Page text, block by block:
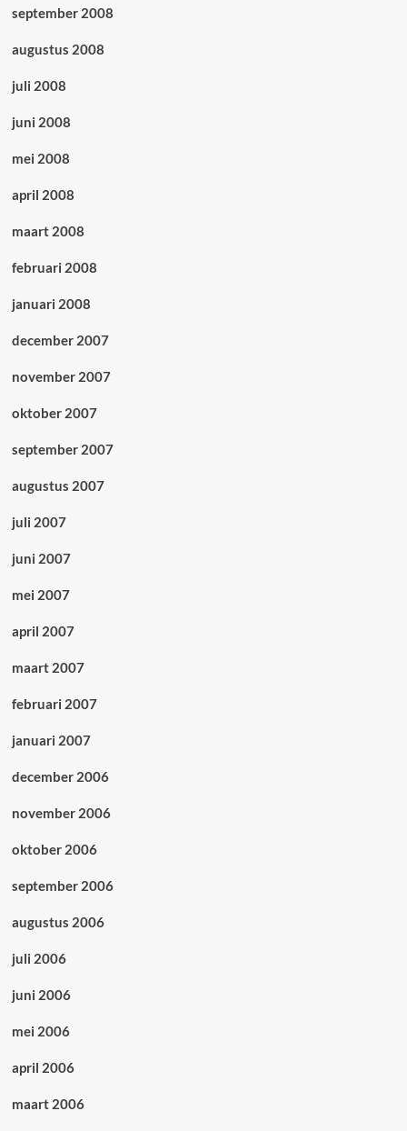
september 2008
augustus 2008
juli 2008
juni 2008
mei 2008
april 2008
maart 2008
februari 2008
januari 2008
december 2007
november 2007
oktober 2007
september 2007
augustus 2007
juli 2007
juni 2007
mei 2007
april 2007
maart 2007
februari 2007
januari 2007
december 2006
november 2006
oktober 2006
september 2006
augustus 2006
juli 2006
juni 2006
mei 2006
april 2006
maart 2006